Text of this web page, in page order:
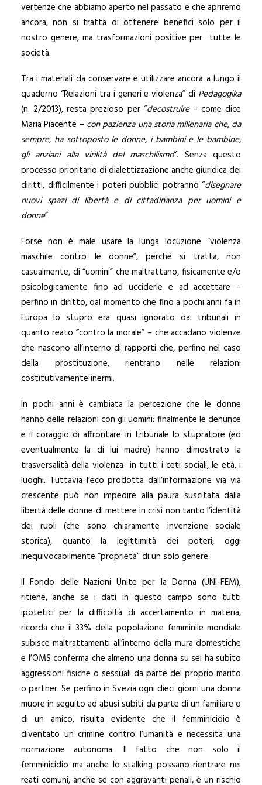
vertenze che abbiamo aperto nel passato e che apriremo
ancora, non si tratta di ottenere benefici solo per il
nostro genere, ma trasformazioni positive per tutte le
società.
Tra i materiali da conservare e utilizzare ancora a lungo il
quaderno “Relazioni tra i generi e violenza” di Pedagogika
(n. 2/2013), resta prezioso per “decostruire– come dice
Maria Piacente – con pazienza una storia millenaria che, da
sempre, ha sottoposto le donne, i bambini e le bambine,
gli anziani alla virilità del maschilismo“. Senza questo
processo prioritario di dialettizzazione anche giuridica dei
diritti, difficilmente i poteri pubblici potranno “disegnare
nuovi spazi di libertà e di cittadinanza per uomini e
donne“.
Forse non è male usare la lunga locuzione “violenza
maschile contro le donne”, perché si tratta, non
casualmente, di “uomini” che maltrattano, fisicamente e/o
psicologicamente fino ad ucciderle e ad accettare –
perfino in diritto, dal momento che fino a pochi anni fa in
Europa lo stupro era quasi ignorato dai tribunali in
quanto reato “contro la morale” – che accadano violenze
che nascono all’interno di rapporti che, perfino nel caso
della prostituzione, rientrano nelle relazioni
costitutivamente inermi.
In pochi anni è cambiata la percezione che le donne
hanno delle relazioni con gli uomini: finalmente le denunce
e il coraggio di affrontare in tribunale lo stupratore (ed
eventualmente la di lui madre) hanno dimostrato la
trasversalità della violenza in tutti i ceti sociali, le età, i
luoghi. Tuttavia l’eco prodotta dall’informazione via via
crescente può non impedire alla paura suscitata dalla
libertà delle donne di mettere in crisi non tanto l’identità
dei ruoli (che sono chiaramente invenzione sociale
storica), quanto la legittimità dei poteri, oggi
inequivocabilmente “proprietà” di un solo genere.
Il Fondo delle Nazioni Unite per la Donna (UNI-FEM),
ritiene, anche se i dati in questo campo sono tutti
ipotetici per la difficoltà di accertamento in materia,
ricorda che il 33% della popolazione femminile mondiale
subisce maltrattamenti all’interno della mura domestiche
e l’OMS conferma che almeno una donna su sei ha subito
aggressioni fisiche o sessuali da parte del proprio marito
o partner. Se perfino in Svezia ogni dieci giorni una donna
muore in seguito ad abusi subiti da parte di un familiare o
di un amico, risulta evidente che il femminicidio è
diventato un crimine contro l’umanità e necessita una
normazione autonoma. Il fatto che non solo il
femminicidio ma anche lo stalking possano rientrare nei
reati comuni, anche se con aggravanti penali, è un rischio